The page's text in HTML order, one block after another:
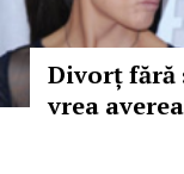
Divorț fără
vrea